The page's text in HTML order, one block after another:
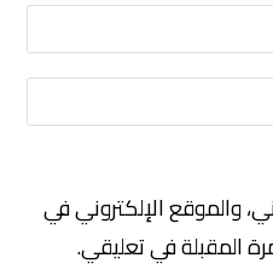
والموقع الإلكتروني في
المقبلة في تعليقي.